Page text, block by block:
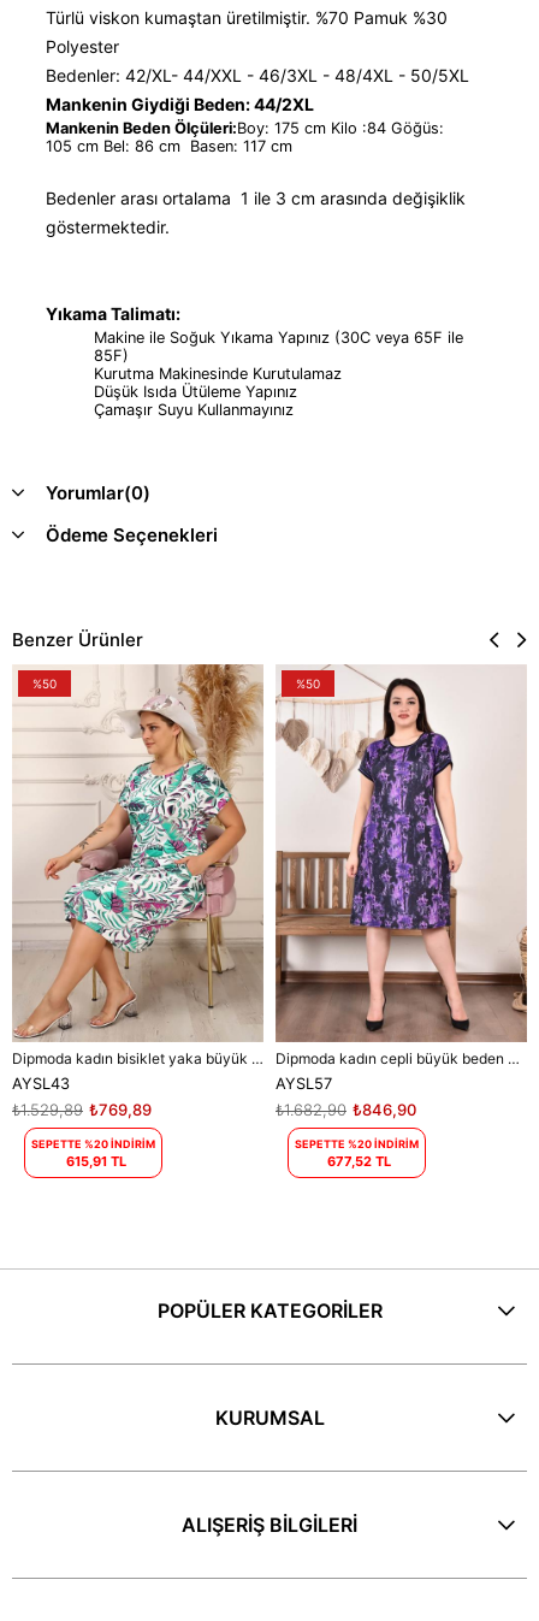
Türlü viskon kumaştan üretilmiştir. %70 Pamuk %30
Polyester
Bedenler: 42/XL- 44/XXL - 46/3XL - 48/4XL - 50/5XL
Mankenin Giydiği Beden: 44/2XL
Mankenin Beden Ölçüleri:Boy: 175 cm Kilo :84 Göğüs:
105 cm Bel: 86 cm Basen: 117 cm
Bedenler arası ortalama 1 ile 3 cm arasında değişiklik
göstermektedir.
Yıkama Talimatı:
Makine ile Soğuk Yıkama Yapınız (30C veya 65F ile
85F)
Kurutma Makinesinde Kurutulamaz
Düşük Isıda Ütüleme Yapınız
Çamaşır Suyu Kullanmayınız
Yorumlar(0)
Ödeme Seçenekleri
Benzer Ürünler
Dipmoda kadın bisiklet yaka büyük beden elbise DPAYSL43 - Mavi
AYSL43
₺769,89
₺1.529,89
SEPETTE %20 İNDİRİM
615,91 TL
%50
Dipmoda kadın cepli büyük beden elbise DPAYSL57 - Mor
AYSL57
₺846,90
₺1.682,90
SEPETTE %20 İNDİRİM
677,52 TL
%50
POPÜLER KATEGORİLER
KURUMSAL
ALIŞERİŞ BİLGİLERİ